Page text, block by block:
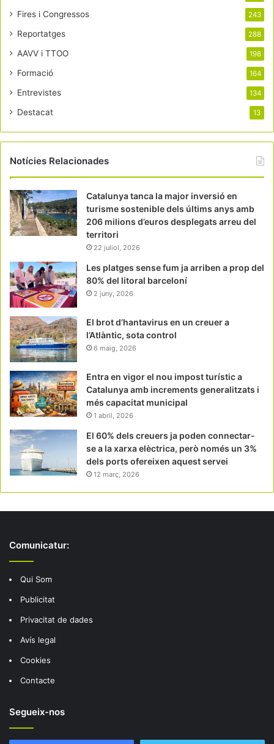
Fires i Congressos 243
Reportatges 288
AAVV i TTOO 198
Formació 164
Entrevistes 134
Destacat 13
Notícies Relacionades
Catalunya tanca la major inversió en
turisme sostenible dels últims anys amb
206 milions d’euros desplegats arreu del
territori
22 juliol, 2026
Les platges sense fum ja arriben a prop del
80% del litoral barceloní
2 juny, 2026
El brot d’hantavirus en un creuer a
l’Atlàntic, sota control
6 maig, 2026
Entra en vigor el nou impost turístic a
Catalunya amb increments generalitzats i
més capacitat municipal
1 abril, 2026
El 60% dels creuers ja poden connectar-
se a la xarxa elèctrica, però només un 3%
dels ports ofereixen aquest servei
12 març, 2026
Comunicatur:
Qui Som
Publicitat
Privacitat de dades
Avís legal
Cookies
Contacte
Segueix-nos